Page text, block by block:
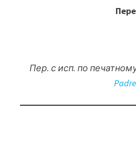
Пер. с исп. по